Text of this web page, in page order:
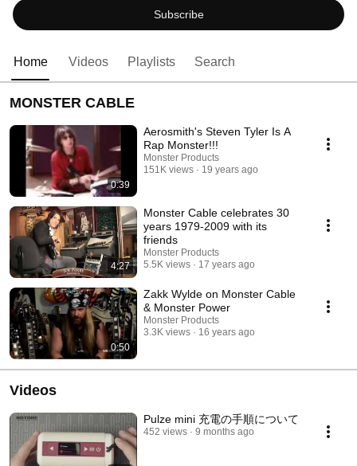
Subscribe
Home Videos Playlists Search
MONSTER CABLE
0:39
Aerosmith's Steven Tyler Is A
Rap Monster!!!
Monster Products
151K views
19 years ago
4:27
Monster Cable celebrates 30
years 1979-2009 with its
friends
Monster Products
5.5K views
17 years ago
0:50
Zakk Wylde on Monster Cable
& Monster Power
Monster Products
3.3K views
16 years ago
Videos
Pulze mini 充電の手順について
452 views 9 months ago